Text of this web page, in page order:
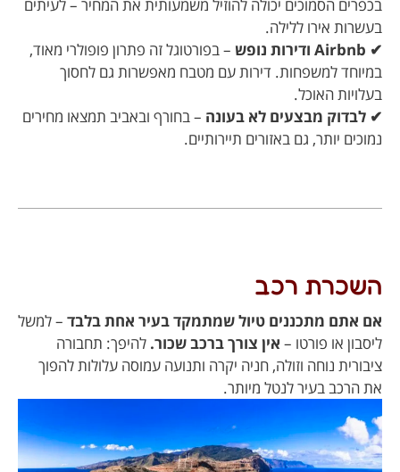
בכפרים הסמוכים יכולה להוזיל משמעותית את המחיר – לעיתים
בעשרות אירו ללילה.
✔ Airbnb ודירות נופש
– בפורטוגל זה פתרון פופולרי מאוד,
במיוחד למשפחות. דירות עם מטבח מאפשרות גם לחסוך
בעלויות האוכל.
✔ לבדוק מבצעים לא בעונה – בחורף ובאביב תמצאו מחירים
נמוכים יותר, גם באזורים תיירותיים.
השכרת רכב
אם אתם מתכננים טיול שמתמקד בעיר אחת בלבד – למשל
ליסבון או פורטו – אין צורך ברכב שכור. להיפך: תחבורה
ציבורית נוחה וזולה, חניה יקרה ותנועה עמוסה עלולות להפוך
את הרכב בעיר לנטל מיותר.